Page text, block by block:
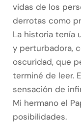
vidas de los
derrotas como
La historia tenía
y perturbadora,
oscuridad, que
terminé de leer.
sensación de
Mi hermano el
posibilidades.